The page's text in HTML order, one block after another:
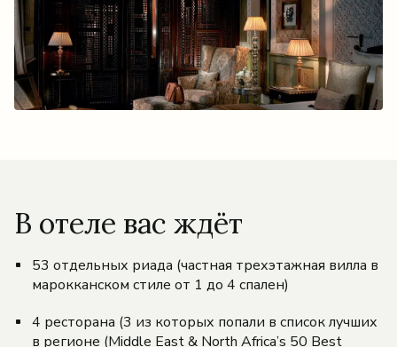
В отеле вас ждёт
53 отдельных риада (частная трехэтажная вилла в
марокканском стиле от 1 до 4 спален)
4 ресторана (3 из которых попали в список лучших
в регионе (Middle East & North Africa’s 50 Best